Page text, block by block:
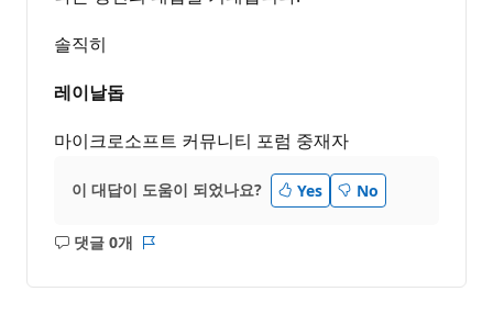
솔직히
레이날돕
마이크로소프트 커뮤니티 포럼 중재자
이 대답이 도움이 되었나요? Yes No
댓글 0개
설